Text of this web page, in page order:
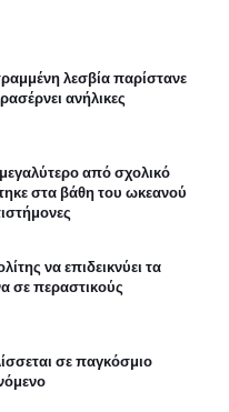
λεσβία παρίστανε
ανήλικες
από σχολικό
στα βάθη του ωκεανού
να επιδεικνύει τα
σε περαστικούς
σε παγκόσμιο